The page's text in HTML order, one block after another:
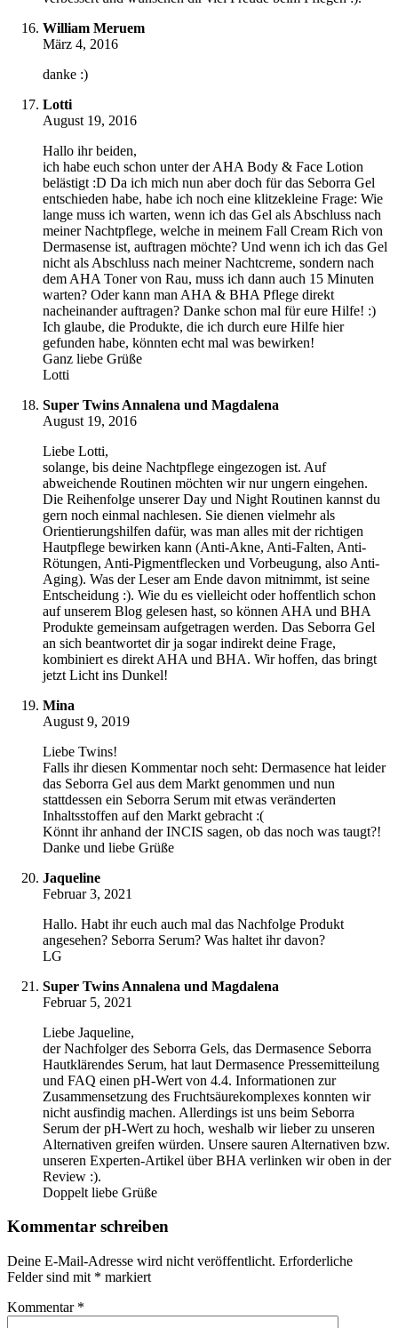
William Meruem
März 4, 2016
danke :)
Lotti
August 19, 2016
Hallo ihr beiden,
ich habe euch schon unter der AHA Body & Face Lotion
belästigt :D Da ich mich nun aber doch für das Seborra Gel
entschieden habe, habe ich noch eine klitzekleine Frage: Wie
lange muss ich warten, wenn ich das Gel als Abschluss nach
meiner Nachtpflege, welche in meinem Fall Cream Rich von
Dermasense ist, auftragen möchte? Und wenn ich ich das Gel
nicht als Abschluss nach meiner Nachtcreme, sondern nach
dem AHA Toner von Rau, muss ich dann auch 15 Minuten
warten? Oder kann man AHA & BHA Pflege direkt
nacheinander auftragen? Danke schon mal für eure Hilfe! :)
Ich glaube, die Produkte, die ich durch eure Hilfe hier
gefunden habe, könnten echt mal was bewirken!
Ganz liebe Grüße
Lotti
Super Twins Annalena und Magdalena
August 19, 2016
Liebe Lotti,
solange, bis deine Nachtpflege eingezogen ist. Auf
abweichende Routinen möchten wir nur ungern eingehen.
Die Reihenfolge unserer Day und Night Routinen kannst du
gern noch einmal nachlesen. Sie dienen vielmehr als
Orientierungshilfen dafür, was man alles mit der richtigen
Hautpflege bewirken kann (Anti-Akne, Anti-Falten, Anti-
Rötungen, Anti-Pigmentflecken und Vorbeugung, also Anti-
Aging). Was der Leser am Ende davon mitnimmt, ist seine
Entscheidung :). Wie du es vielleicht oder hoffentlich schon
auf unserem Blog gelesen hast, so können AHA und BHA
Produkte gemeinsam aufgetragen werden. Das Seborra Gel
an sich beantwortet dir ja sogar indirekt deine Frage,
kombiniert es direkt AHA und BHA. Wir hoffen, das bringt
jetzt Licht ins Dunkel!
Mina
August 9, 2019
Liebe Twins!
Falls ihr diesen Kommentar noch seht: Dermasence hat leider
das Seborra Gel aus dem Markt genommen und nun
stattdessen ein Seborra Serum mit etwas veränderten
Inhaltsstoffen auf den Markt gebracht :(
Könnt ihr anhand der INCIS sagen, ob das noch was taugt?!
Danke und liebe Grüße
Jaqueline
Februar 3, 2021
Hallo. Habt ihr euch auch mal das Nachfolge Produkt
angesehen? Seborra Serum? Was haltet ihr davon?
LG
Super Twins Annalena und Magdalena
Februar 5, 2021
Liebe Jaqueline,
der Nachfolger des Seborra Gels, das Dermasence Seborra
Hautklärendes Serum, hat laut Dermasence Pressemitteilung
und FAQ einen pH-Wert von 4.4. Informationen zur
Zusammensetzung des Fruchtsäurekomplexes konnten wir
nicht ausfindig machen. Allerdings ist uns beim Seborra
Serum der pH-Wert zu hoch, weshalb wir lieber zu unseren
Alternativen greifen würden. Unsere sauren Alternativen bzw.
unseren Experten-Artikel über BHA verlinken wir oben in der
Review :).
Doppelt liebe Grüße
Kommentar schreiben
Deine E-Mail-Adresse wird nicht veröffentlicht. Erforderliche
Felder sind mit * markiert
Kommentar *